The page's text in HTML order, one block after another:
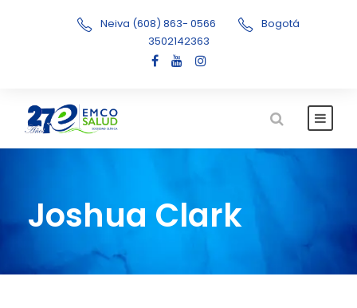
Neiva (608) 863- 0566
Bogotá
3502142363
Joshua Clark